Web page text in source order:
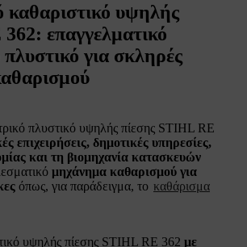
καθαριστικό υψηλής
362: επαγγελματικό
για σκληρές
πλυστικό υψηλής πίεσης STIHL RE
επιχειρήσεις, δημοτικές υπηρεσίες,
και τη βιομηχανία κατασκευών
μηχάνημα καθαρισμού για
όπως, για παράδειγμα, το καθάρισμα
υψηλής πίεσης STIHL RE 362 με